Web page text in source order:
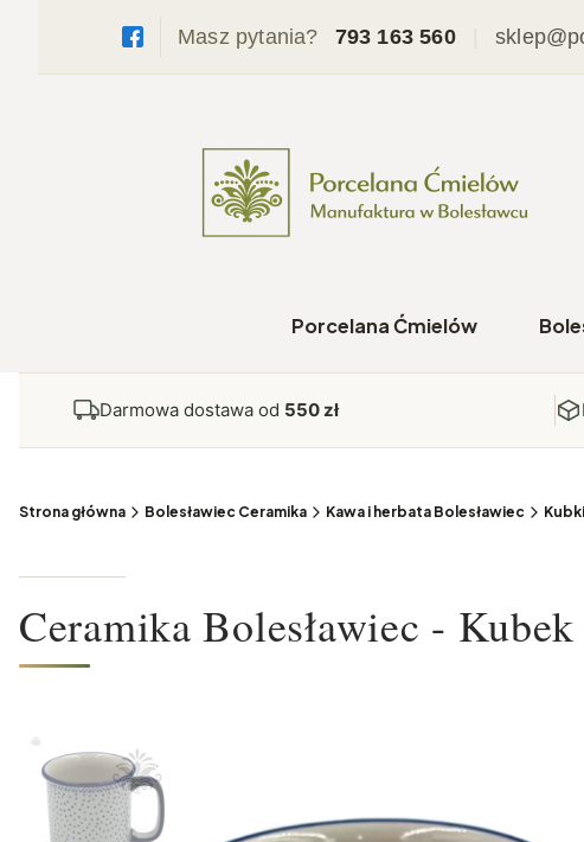
Masz pytania? 793 163 560
Porcelana Ćmielów
Darmowa dostawa od 550 zł
Strona główna Bolesławiec Ceramika Kawa i herbata Bolesławiec
Ceramika Bolesławiec -